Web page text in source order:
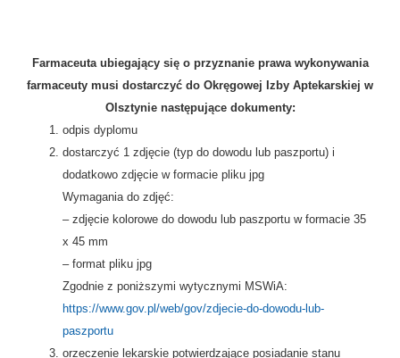
Farmaceuta ubiegający się o przyznanie prawa wykonywania
farmaceuty musi dostarczyć do Okręgowej Izby Aptekarskiej w
Olsztynie następujące dokumenty:
odpis dyplomu
dostarczyć 1 zdjęcie (typ do dowodu lub paszportu) i
dodatkowo zdjęcie w formacie pliku jpg
Wymagania do zdjęć:
– zdjęcie kolorowe do dowodu lub paszportu w formacie 35
x 45 mm
– format pliku jpg
Zgodnie z poniższymi wytycznymi MSWiA:
https://www.gov.pl/web/gov/zdjecie-do-dowodu-lub-
paszportu
orzeczenie lekarskie potwierdzające posiadanie stanu